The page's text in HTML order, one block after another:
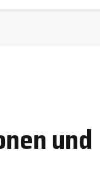
und